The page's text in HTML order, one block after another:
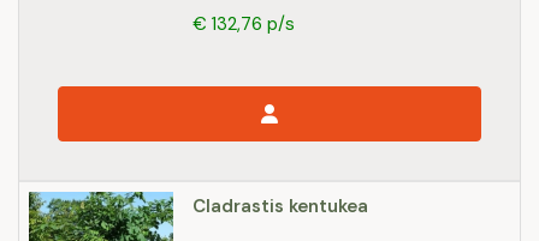
€ 132,76 p/s
Cladrastis kentukea